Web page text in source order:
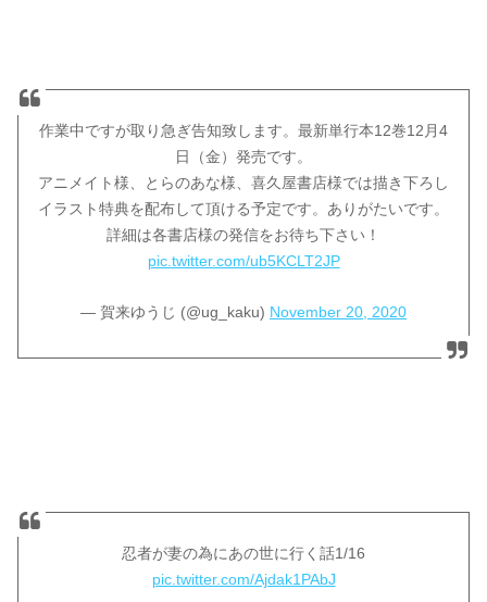
作業中ですが取り急ぎ告知致します。最新単行本12巻12月4
日（金）発売です。
アニメイト様、とらのあな様、喜久屋書店様では描き下ろし
イラスト特典を配布して頂ける予定です。ありがたいです。
詳細は各書店様の発信をお待ち下さい！
pic.twitter.com/ub5KCLT2JP
— 賀来ゆうじ (@ug_kaku) November 20, 2020
忍者が妻の為にあの世に行く話1/16
pic.twitter.com/Ajdak1PAbJ